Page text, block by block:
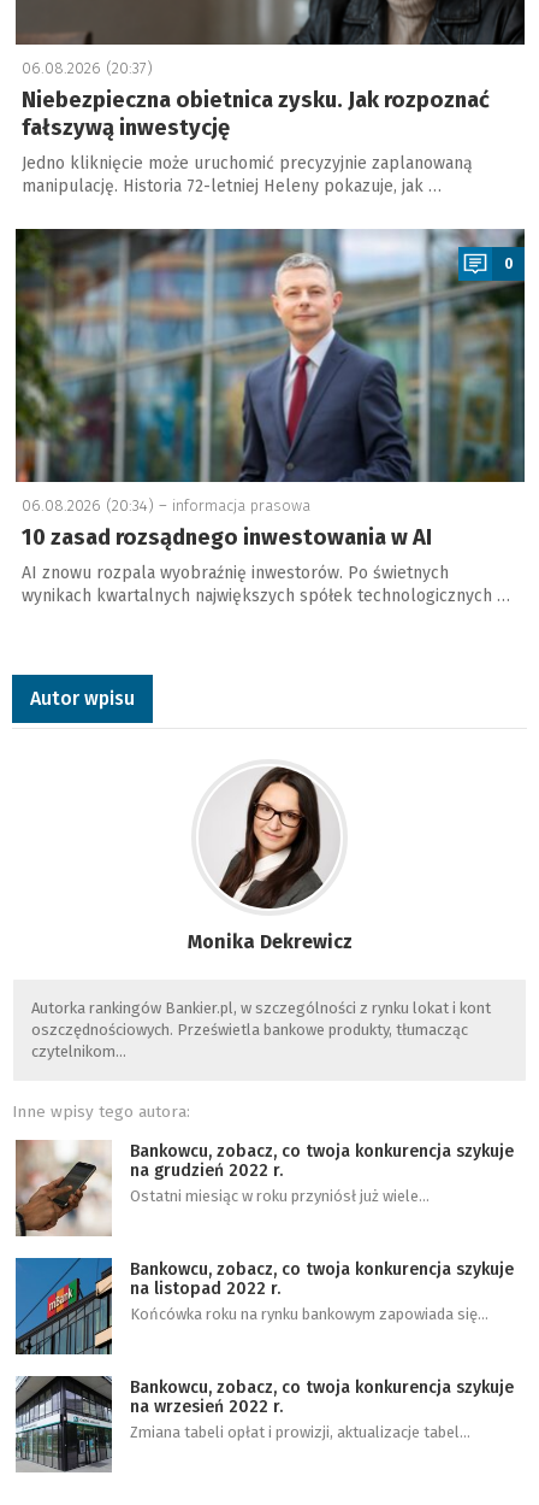
06.08.2026 (20:37)
Niebezpieczna obietnica zysku. Jak rozpoznać
fałszywą inwestycję
Jedno kliknięcie może uruchomić precyzyjnie zaplanowaną
manipulację. Historia 72-letniej Heleny pokazuje, jak …
a
0
06.08.2026 (20:34) – informacja prasowa
10 zasad rozsądnego inwestowania w AI
AI znowu rozpala wyobraźnię inwestorów. Po świetnych
wynikach kwartalnych największych spółek technologicznych …
Autor wpisu
Monika Dekrewicz
Autorka rankingów Bankier.pl, w szczególności z rynku lokat i kont
oszczędnościowych. Prześwietla bankowe produkty, tłumacząc
czytelnikom…
Inne wpisy tego autora:
Bankowcu, zobacz, co twoja konkurencja szykuje
na grudzień 2022 r.
Ostatni miesiąc w roku przyniósł już wiele…
Bankowcu, zobacz, co twoja konkurencja szykuje
na listopad 2022 r.
Końcówka roku na rynku bankowym zapowiada się…
Bankowcu, zobacz, co twoja konkurencja szykuje
na wrzesień 2022 r.
Zmiana tabeli opłat i prowizji, aktualizacje tabel…